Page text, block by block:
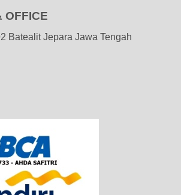
OFFICE
Batealit Jepara Jawa Tengah